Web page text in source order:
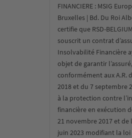
FINANCIERE : MSIG
Bruxelles | Bd. Du Roi
certifie que RSD-
souscrit un contrat
Insolvabilité Financière
objet de garantir l’assuré,
conformément aux A.R.
2018 et du 7 septembre
à la protection contre
financière en exécution
21 novembre 2017 et de
juin 2023 modifiant la loi